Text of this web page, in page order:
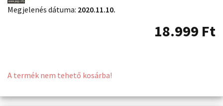
Megjelenés dátuma: 2020.11.10.
18.999 Ft
A termék nem tehető kosárba!